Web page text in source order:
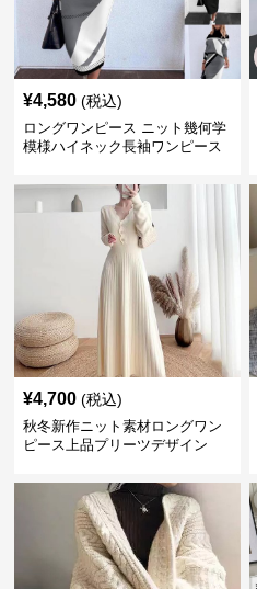
¥4,580 (税込)
ロングワンピース ニット幾何学
模様ハイネック長袖ワンピース
¥4,700 (税込)
秋冬新作ニット素材ロングワン
ピース上品プリーツデザイン